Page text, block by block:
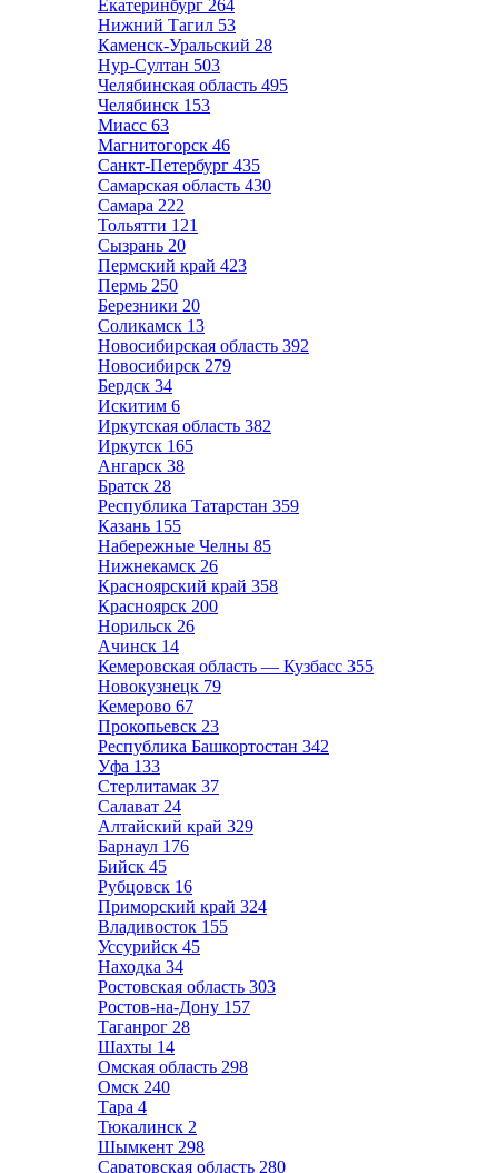
Екатеринбург 264
Нижний Тагил 53
Каменск-Уральский 28
Нур-Султан 503
Челябинская область 495
Челябинск 153
Миасс 63
Магнитогорск 46
Санкт-Петербург 435
Самарская область 430
Самара 222
Тольятти 121
Сызрань 20
Пермский край 423
Пермь 250
Березники 20
Соликамск 13
Новосибирская область 392
Новосибирск 279
Бердск 34
Искитим 6
Иркутская область 382
Иркутск 165
Ангарск 38
Братск 28
Республика Татарстан 359
Казань 155
Набережные Челны 85
Нижнекамск 26
Красноярский край 358
Красноярск 200
Норильск 26
Ачинск 14
Кемеровская область — Кузбасс 355
Новокузнецк 79
Кемерово 67
Прокопьевск 23
Республика Башкортостан 342
Уфа 133
Стерлитамак 37
Салават 24
Алтайский край 329
Барнаул 176
Бийск 45
Рубцовск 16
Приморский край 324
Владивосток 155
Уссурийск 45
Находка 34
Ростовская область 303
Ростов-на-Дону 157
Таганрог 28
Шахты 14
Омская область 298
Омск 240
Тара 4
Тюкалинск 2
Шымкент 298
Саратовская область 280